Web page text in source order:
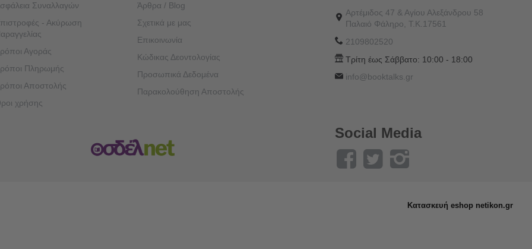
Συναλλαγών
- Ακύρωση
Αγοράς
Πληρωμής
Αποστολής
χρήσης
Άρθρα / Blog
Σχετικά με μας
Επικοινωνία
Κώδικας Δεοντολογίας
Προσωπικά Δεδομένα
Παρακολούθηση Αποστολής
Αρτέμιδος 47 & Αγίου Αλεξάνδρου 58
Παλαιό Φάληρο, Τ.Κ.17561
2109802520
Τρίτη έως Σάββατο: 10:00 - 18:00
info@booktalks.gr
Social Media
Κατασκευή eshop netikon.gr